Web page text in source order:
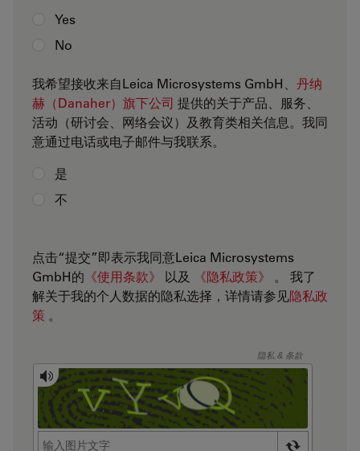
Yes
No
我希望接收来自Leica Microsystems GmbH、 丹纳
赫（Danaher）旗下公司 提供的关于产品、服务、
活动（研讨会、网络会议）及教育类相关信息。我同
意通过电话或电子邮件与我联系。
是
不
点击“提交”即表示我同意Leica Microsystems
GmbH的 《使用条款》 以及 《隐私政策》 。 我了
解关于我的个人数据的隐私选择，详情请参见隐私政
策 。